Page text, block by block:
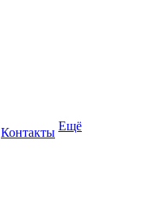
Контакты Ещё